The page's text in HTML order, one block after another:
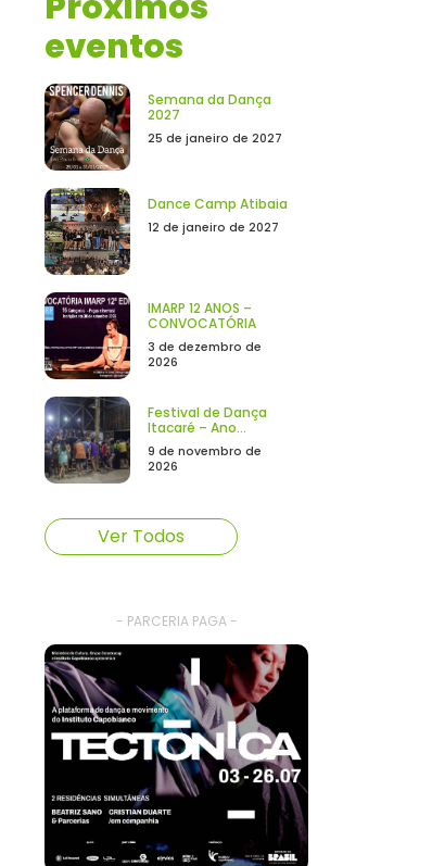
eventos
Semana da Dança
2027
25 de janeiro de 2027
Dance Camp Atibaia
12 de janeiro de 2027
IMARP 12 ANOS –
CONVOCATÓRIA
3 de dezembro de
2026
Festival de Dança
Itacaré – Ano...
9 de novembro de
2026
Ver Todos
- PARCERIA PAGA -